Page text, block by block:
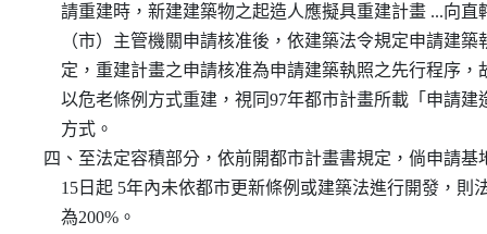
請重建時，新建建築物之起造人應擬具重建計畫 ...向
（市）主管機關申請核准後，依建築法令規定申請建
定，重建計畫之申請核准為申請建築執照之先行程序
以危老條例方式重建，視同97年都市計畫所載「申請
      方式。
四、至法定容積部分，依前開都市計畫書規定，倘申請基
15日起 5年內未依都市更新條例或建築法進行開發，則
      為200%。